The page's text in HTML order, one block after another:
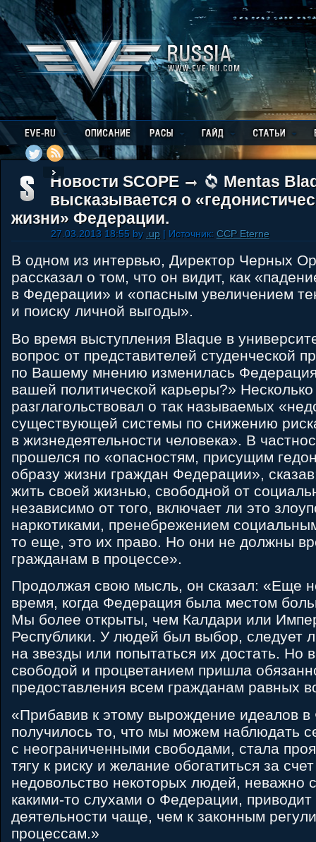
Новости SCOPE
Mentas
высказывается о
жизни» Федерации.
27.03.2013 18:55 by .up | Источник: CCP Eterne
В одном из интервью, Директор Черных
рассказал о том, что он видит, как
в Федерации» и «опасным увеличением
и поиску личной выгоды».
Во время выступления Blaque в
вопрос от представителей студенческой
по Вашему мнению изменилась
вашей политической карьеры?»
разглагольствовал о так называемых
существующей системы по снижению
в жизнедеятельности человека». В
прошелся по «опасностям, присущим
образу жизни граждан Федерации»,
жить своей жизнью, свободной от
независимо от того, включает ли это
наркотиками, пренебрежением
то еще, это их право. Но они не должны
гражданам в процессе».
Продолжая свою мысль, он сказал: «Еще
время, когда Федерация была местом
Мы более открыты, чем Калдари или
Республики. У людей был выбор, следует
на звезды или попытаться их достать. Но
свободой и процветанием пришла
предоставления всем гражданам равных
«Прибавив к этому вырождение идеалов
получилось то, что мы можем наблюдать
с неограниченными свободами, стала
тягу к риску и желание обогатиться за
недовольство некоторых людей, неважно
какими-то слухами о Федерации, приводит
деятельности чаще, чем к законным
процессам.»